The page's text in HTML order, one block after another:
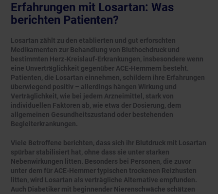
Erfahrungen mit Losartan: Was
berichten Patienten?
Losartan zählt zu den etablierten und gut erforschten
Medikamenten zur Behandlung von Bluthochdruck und
bestimmten Herz-Kreislauf-Erkrankungen, insbesondere wenn
eine Unverträglichkeit gegenüber ACE-Hemmern besteht.
Patienten, die Losartan einnehmen, schildern ihre Erfahrungen
überwiegend positiv – allerdings hängen Wirkung und
Verträglichkeit, wie bei jedem Arzneimittel, stark von
individuellen Faktoren ab, wie etwa der Dosierung, dem
allgemeinen Gesundheitszustand oder bestehenden
Begleiterkrankungen.
Viele Betroffene berichten, dass sich ihr Blutdruck mit Losartan
spürbar stabilisiert hat, ohne dass sie unter starken
Nebenwirkungen litten. Besonders bei Personen, die zuvor
unter dem für ACE-Hemmer typischen trockenen Reizhusten
litten, wird Losartan als verträgliche Alternative empfunden.
Auch Diabetiker mit beginnender Nierenschwäche schätzen